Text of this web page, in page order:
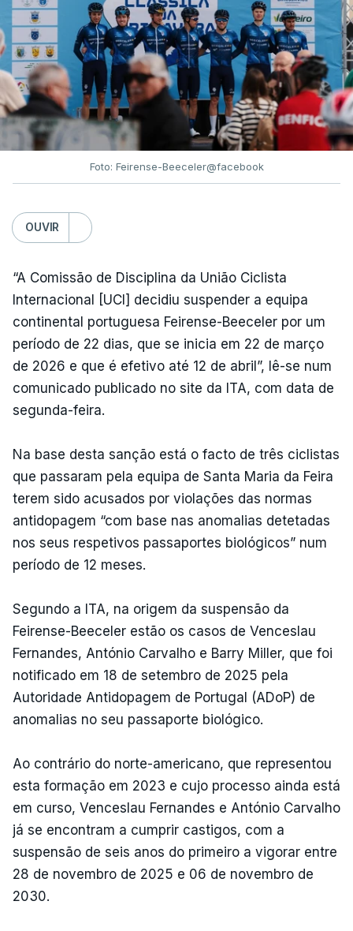
Foto: Feirense-Beeceler@facebook
OUVIR
“A Comissão de Disciplina da União Ciclista
Internacional [UCI] decidiu suspender a equipa
continental portuguesa Feirense-Beeceler por um
período de 22 dias, que se inicia em 22 de março
de 2026 e que é efetivo até 12 de abril”, lê-se num
comunicado publicado no site da ITA, com data de
segunda-feira.
Na base desta sanção está o facto de três ciclistas
que passaram pela equipa de Santa Maria da Feira
terem sido acusados por violações das normas
antidopagem “com base nas anomalias detetadas
nos seus respetivos passaportes biológicos” num
período de 12 meses.
Segundo a ITA, na origem da suspensão da
Feirense-Beeceler estão os casos de Venceslau
Fernandes, António Carvalho e Barry Miller, que foi
notificado em 18 de setembro de 2025 pela
Autoridade Antidopagem de Portugal (ADoP) de
anomalias no seu passaporte biológico.
Ao contrário do norte-americano, que representou
esta formação em 2023 e cujo processo ainda está
em curso, Venceslau Fernandes e António Carvalho
já se encontram a cumprir castigos, com a
suspensão de seis anos do primeiro a vigorar entre
28 de novembro de 2025 e 06 de novembro de
2030.